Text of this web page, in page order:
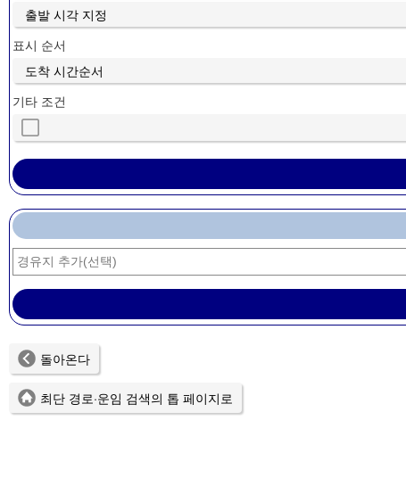
표시 순서
기타 조건
돌아온다
최단 경로·운임 검색의 톱 페이지로